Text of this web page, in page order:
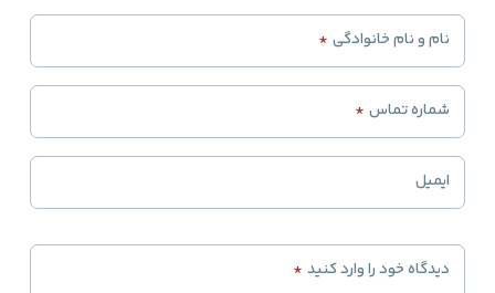
نام و نام خانوادگی *
شماره تماس *
ایمیل
دیدگاه خود را وارد کنید *